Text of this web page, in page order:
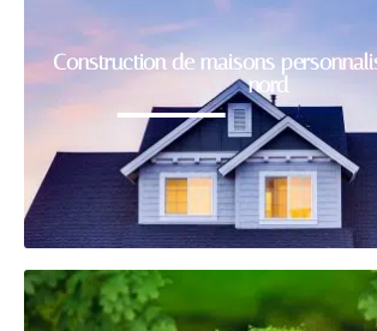
Construction de maisons
nord